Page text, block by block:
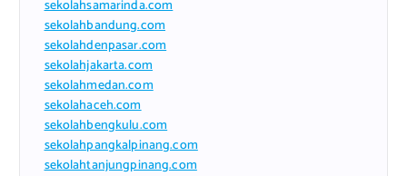
sekolahsamarinda.com
sekolahbandung.com
sekolahdenpasar.com
sekolahjakarta.com
sekolahmedan.com
sekolahaceh.com
sekolahbengkulu.com
sekolahpangkalpinang.com
sekolahtanjungpinang.com